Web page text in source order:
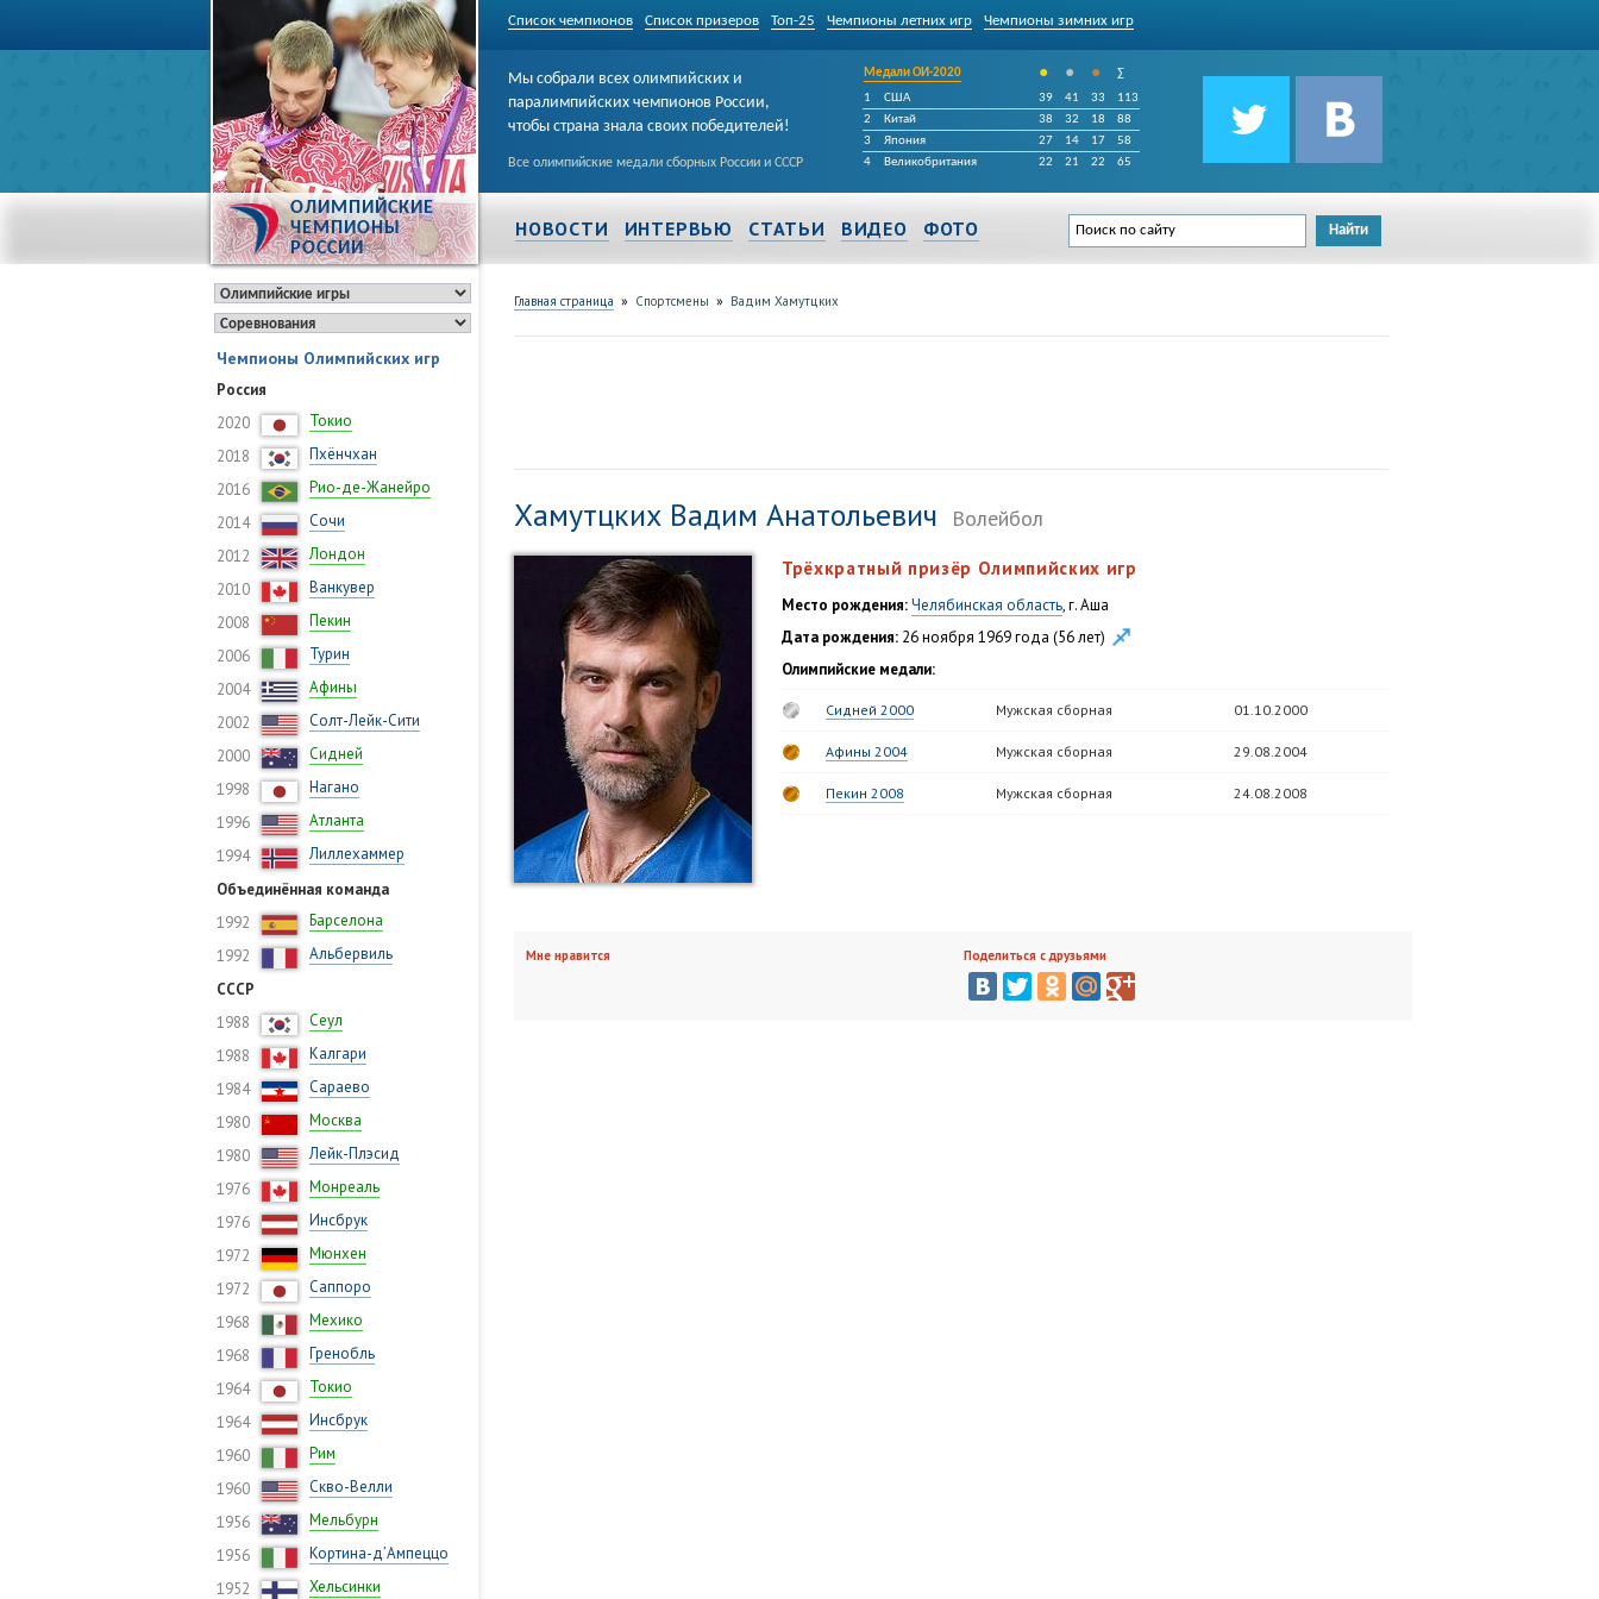
Список чемпионов Список призеров Топ-25 Чемпионы летних игр Чемпионы зимних игр
ОЛИМПИЙСКИЕ
ЧЕМПИОНЫ
РОССИИ
Мы собрали всех олимпийских и
паралимпийских чемпионов России,
чтобы страна знала своих победителей!
Все олимпийские медали сборных России и СССР
Медали ОИ-2020 • • •
∑
1
США 39 41 33
113
2
Китай 38 32 18
88
3
Япония 27 14 17
58
4
Великобритания 22 21 22 65
НОВОСТИ ИНТЕРВЬЮ СТАТЬИ ВИДЕО ФОТО
Чемпионы Олимпийских игр
Россия
2020
Токио
2018
Пхёнчхан
2016
Рио-де-Жанейро
2014
Сочи
2012
Лондон
2010
Ванкувер
2008
Пекин
2006
Турин
2004
Афины
2002
Солт-Лейк-Сити
2000
Сидней
1998
Нагано
1996
Атланта
1994
Лиллехаммер
Объединённая команда
1992
Барселона
1992
Альбервиль
СССР
1988
Сеул
1988
Калгари
1984
Сараево
1980
Москва
1980
Лейк-Плэсид
1976
Монреаль
1976
Инсбрук
1972
Мюнхен
1972
Саппоро
1968
Мехико
1968
Гренобль
1964
Токио
1964
Инсбрук
1960
Рим
1960
Скво-Велли
1956
Мельбурн
1956
Кортина-д’Ампеццо
1952
Хельсинки
Главная страница » Спортсмены » Вадим Хамутцких
Хамутцких Вадим Анатольевич Волейбол
Трёхкратный призёр Олимпийских игр
Место рождения:Челябинская область, г. Аша
Дата рождения: 26 ноября 1969 года (56 лет)
Олимпийские медали:
Сидней 2000 Мужская сборная 01.10.2000
Афины 2004 Мужская сборная 29.08.2004
Пекин 2008 Мужская сборная 24.08.2008
Мне нравится Поделиться с друзьями